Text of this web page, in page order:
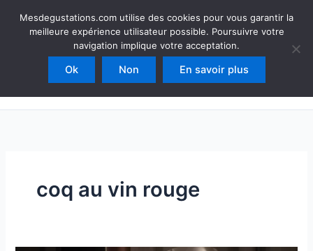
Mesdegustations
Dégustations, accords & autour du vin
Rechercher
coq au vin rouge
Mesdegustations.com utilise des cookies pour vous garantir la
meilleure expérience utilisateur possible. Poursuivre votre
navigation implique votre acceptation.
Ok Non En savoir plus